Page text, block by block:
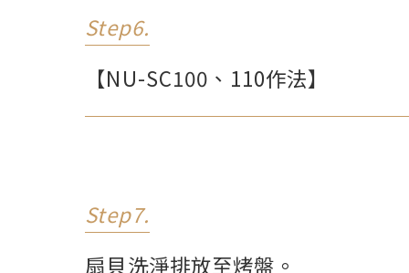
Step6.
【NU-SC100、110作法】
Step7.
扇貝洗淨排放至烤盤。